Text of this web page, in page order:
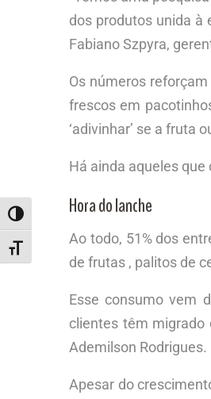
ALTERNAR ALTO CONTRASTE
ALTERNAR TAMANHO DA FONTE
dos produtos unida à
Fabiano Szpyra,
Os números
frescos em
‘adivinhar’ se a fruta
Há ainda aqueles
Hora do lanche
Ao todo, 51% dos
de frutas , palitos de
Esse consumo vem
clientes têm migrado
Ademilson Rodrigues.
Apesar do